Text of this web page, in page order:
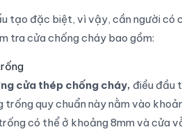
tạo đặc biệt, vì vậy, cần người có
tra cửa chống cháy bao gồm:
cửa thép chống cháy, điều đầu
trống quy chuẩn này nằm vào
có thể ở khoảng 8mm và cửa